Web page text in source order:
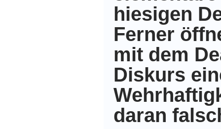
hiesigen
Ferner
mit dem
Diskurs
daran